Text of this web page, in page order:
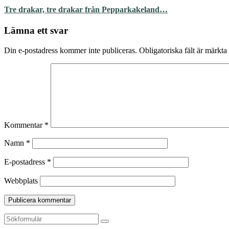
Tre drakar, tre drakar från Pepparkakeland…
Lämna ett svar
Din e-postadress kommer inte publiceras. Obligatoriska fält är märkta
Kommentar *
Namn *
E-postadress *
Webbplats
Sök